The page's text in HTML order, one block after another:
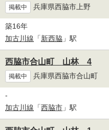
掲載中 兵庫県西脇市上野
築16年
加古川線 「新西脇 」駅
西脇市合山町 山林 4
掲載中 兵庫県西脇市合山町
-
加古川線 「西脇市 」駅